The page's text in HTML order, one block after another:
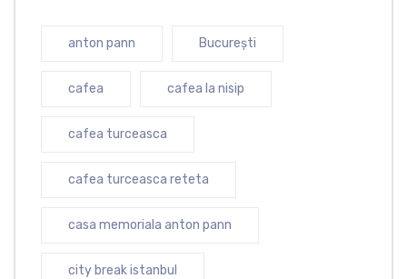
anton pann București
cafea cafea la nisip
cafea turceasca
cafea turceasca reteta
casa memoriala anton pann
city break istanbul